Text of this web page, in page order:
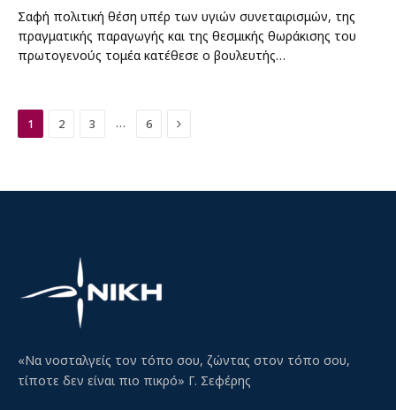
Σαφή πολιτική θέση υπέρ των υγιών συνεταιρισμών, της
πραγματικής παραγωγής και της θεσμικής θωράκισης του
πρωτογενούς τομέα κατέθεσε ο βουλευτής…
1 2 3 … 6 Next
«Να νοσταλγείς τον τόπο σου, ζώντας στον τόπο σου,
τίποτε δεν είναι πιο πικρό» Γ. Σεφέρης